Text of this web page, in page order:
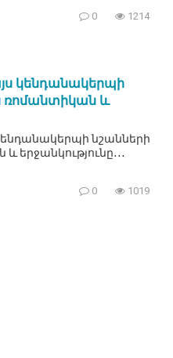
0 1214
կենդանակերպի
ռոմանտիկան և
նշանների
երջանկությունը․․․
0 1019